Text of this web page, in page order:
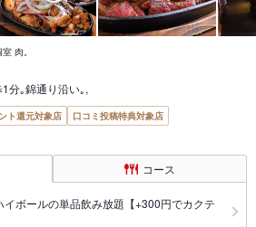
肉。
分｡錦通り沿い｡,
ト還元対象店
口コミ投稿特典対象店
コース
ボールの単品飲み放題【+300円でカクテ